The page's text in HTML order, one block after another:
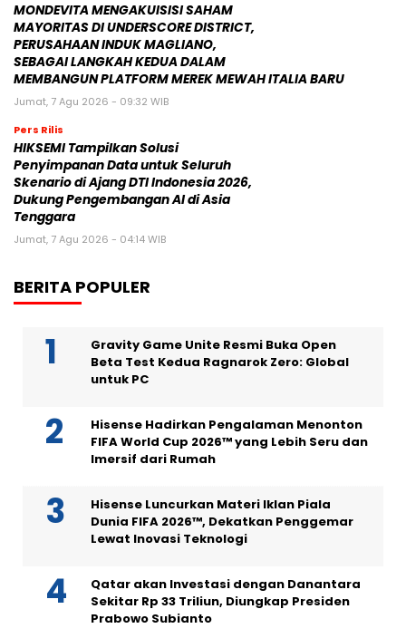
MONDEVITA MENGAKUISISI SAHAM
MAYORITAS DI UNDERSCORE DISTRICT,
PERUSAHAAN INDUK MAGLIANO,
SEBAGAI LANGKAH KEDUA DALAM
MEMBANGUN PLATFORM MEREK MEWAH ITALIA BARU
Jumat, 7 Agu 2026 - 09:32 WIB
Pers Rilis
HIKSEMI Tampilkan Solusi
Penyimpanan Data untuk Seluruh
Skenario di Ajang DTI Indonesia 2026,
Dukung Pengembangan AI di Asia
Tenggara
Jumat, 7 Agu 2026 - 04:14 WIB
BERITA POPULER
Gravity Game Unite Resmi Buka Open
Beta Test Kedua Ragnarok Zero: Global
untuk PC
Hisense Hadirkan Pengalaman Menonton
FIFA World Cup 2026™ yang Lebih Seru dan
Imersif dari Rumah
Hisense Luncurkan Materi Iklan Piala
Dunia FIFA 2026™, Dekatkan Penggemar
Lewat Inovasi Teknologi
Qatar akan Investasi dengan Danantara
Sekitar Rp 33 Triliun, Diungkap Presiden
Prabowo Subianto